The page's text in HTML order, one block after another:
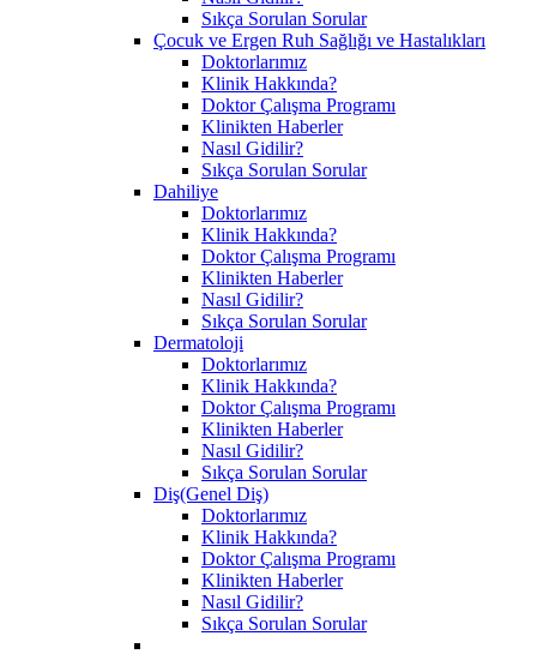
Sıkça Sorulan Sorular
Çocuk ve Ergen Ruh Sağlığı ve Hastalıkları
Doktorlarımız
Klinik Hakkında?
Doktor Çalışma Programı
Klinikten Haberler
Nasıl Gidilir?
Sıkça Sorulan Sorular
Dahiliye
Doktorlarımız
Klinik Hakkında?
Doktor Çalışma Programı
Klinikten Haberler
Nasıl Gidilir?
Sıkça Sorulan Sorular
Dermatoloji
Doktorlarımız
Klinik Hakkında?
Doktor Çalışma Programı
Klinikten Haberler
Nasıl Gidilir?
Sıkça Sorulan Sorular
Diş(Genel Diş)
Doktorlarımız
Klinik Hakkında?
Doktor Çalışma Programı
Klinikten Haberler
Nasıl Gidilir?
Sıkça Sorulan Sorular